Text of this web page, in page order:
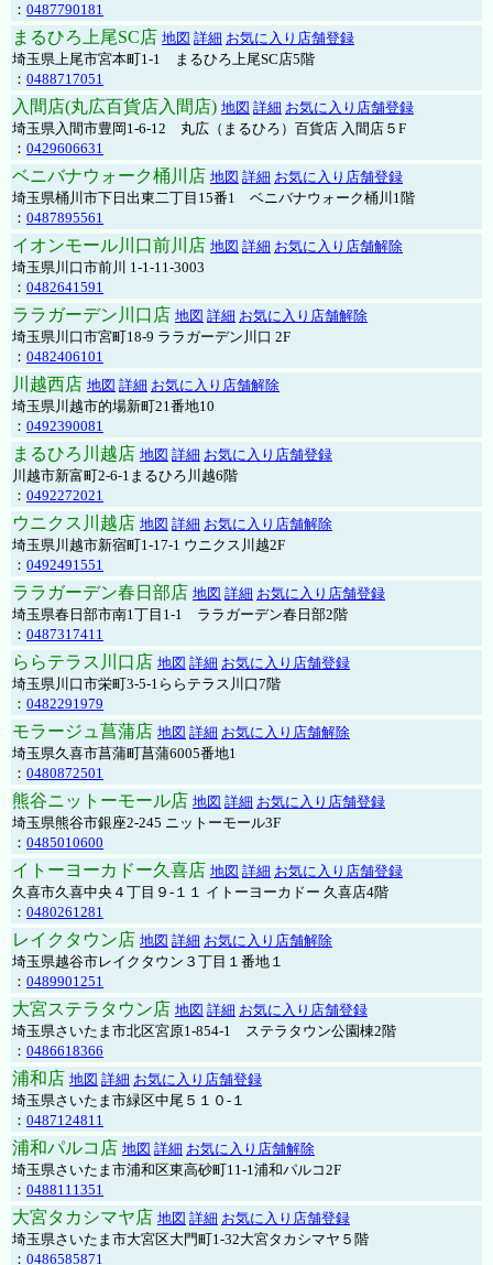
： 0487790181
まるひろ上尾SC店 地図 詳細 お気に入り店舗登録
埼玉県上尾市宮本町1-1 まるひろ上尾SC店5階
： 0488717051
入間店(丸広百貨店入間店) 地図 詳細 お気に入り店舗登録
埼玉県入間市豊岡1-6-12 丸広（まるひろ）百貨店 入間店５F
： 0429606631
ベニバナウォーク桶川店 地図 詳細 お気に入り店舗登録
埼玉県桶川市下日出東二丁目15番1 ベニバナウォーク桶川1階
： 0487895561
イオンモール川口前川店 地図 詳細 お気に入り店舗解除
埼玉県川口市前川 1-1-11-3003
： 0482641591
ララガーデン川口店 地図 詳細 お気に入り店舗解除
埼玉県川口市宮町18-9 ララガーデン川口 2F
： 0482406101
川越西店 地図 詳細 お気に入り店舗解除
埼玉県川越市的場新町21番地10
： 0492390081
まるひろ川越店 地図 詳細 お気に入り店舗登録
川越市新富町2-6-1まるひろ川越6階
： 0492272021
ウニクス川越店 地図 詳細 お気に入り店舗解除
埼玉県川越市新宿町1-17-1 ウニクス川越2F
： 0492491551
ララガーデン春日部店 地図 詳細 お気に入り店舗登録
埼玉県春日部市南1丁目1-1 ララガーデン春日部2階
： 0487317411
ららテラス川口店 地図 詳細 お気に入り店舗登録
埼玉県川口市栄町3-5-1ららテラス川口7階
： 0482291979
モラージュ菖蒲店 地図 詳細 お気に入り店舗解除
埼玉県久喜市菖蒲町菖蒲6005番地1
： 0480872501
熊谷ニットーモール店 地図 詳細 お気に入り店舗登録
埼玉県熊谷市銀座2-245 ニットーモール3F
： 0485010600
イトーヨーカドー久喜店 地図 詳細 お気に入り店舗登録
久喜市久喜中央４丁目９-１１ イトーヨーカドー 久喜店4階
： 0480261281
レイクタウン店 地図 詳細 お気に入り店舗解除
埼玉県越谷市レイクタウン３丁目１番地１
： 0489901251
大宮ステラタウン店 地図 詳細 お気に入り店舗登録
埼玉県さいたま市北区宮原1-854-1 ステラタウン公園棟2階
： 0486618366
浦和店 地図 詳細 お気に入り店舗登録
埼玉県さいたま市緑区中尾５１０-１
： 0487124811
浦和パルコ店 地図 詳細 お気に入り店舗解除
埼玉県さいたま市浦和区東高砂町11-1浦和パルコ2F
： 0488111351
大宮タカシマヤ店 地図 詳細 お気に入り店舗登録
埼玉県さいたま市大宮区大門町1-32大宮タカシマヤ５階
： 0486585871